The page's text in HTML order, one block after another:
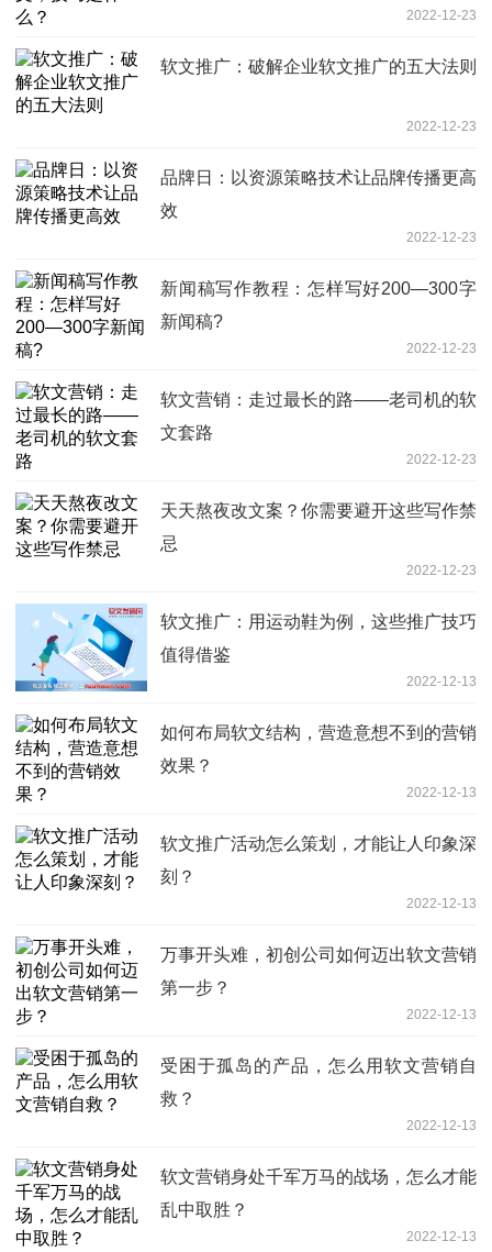
2022-12-23
软文推广：破解企业软文推广的五大法则
2022-12-23
品牌日：以资源策略技术让品牌传播更高
效
2022-12-23
新闻稿写作教程：怎样写好200—300字
新闻稿?
2022-12-23
软文营销：走过最长的路——老司机的软
文套路
2022-12-23
天天熬夜改文案？你需要避开这些写作禁
忌
2022-12-23
软文推广：用运动鞋为例，这些推广技巧
值得借鉴
2022-12-13
如何布局软文结构，营造意想不到的营销
效果？
2022-12-13
软文推广活动怎么策划，才能让人印象深
刻？
2022-12-13
万事开头难，初创公司如何迈出软文营销
第一步？
2022-12-13
受困于孤岛的产品，怎么用软文营销自
救？
2022-12-13
软文营销身处千军万马的战场，怎么才能
乱中取胜？
2022-12-13